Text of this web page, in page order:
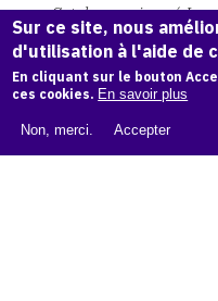
Catalogue raisonné
Sur ce site, nous
d'utilisation à l'aide de
En cliquant sur le bouton
ces cookies. En savoir plus
Non, merci. Accepter